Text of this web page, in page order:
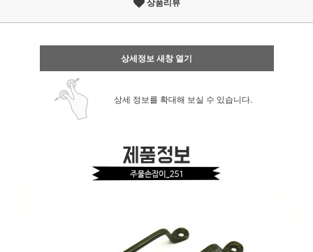
상세정보 새창 열기
상세 정보를 확대해 보실 수 있습니다.